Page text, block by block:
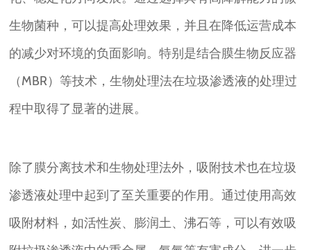
生物菌种，可以提高处理效果，并且在降低运营成本
的减少对环境的负面影响。特别是结合膜生物反应器
（MBR）等技术，生物处理法在垃圾渗透液的处理过
程中取得了显著的进展。
除了膜分离技术和生物处理法外，吸附技术也在垃圾
渗透液处理中起到了至关重要的作用。通过使用高效
吸附材料，如活性炭、膨润土、沸石等，可以有效吸